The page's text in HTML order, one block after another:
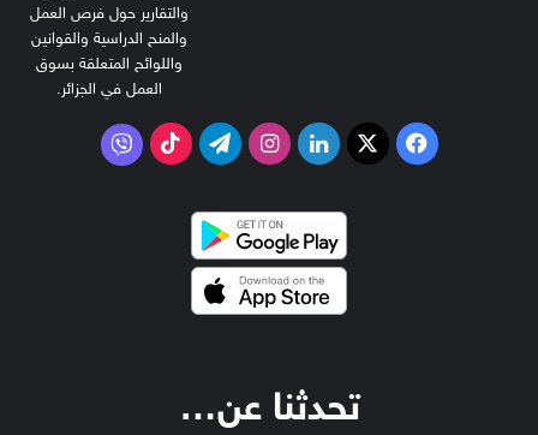
والتقارير حول فرص العمل
والمنح الدراسية والقوانين
واللوائح المتعلقة بسوق
العمل في الجزائر.
فيسبوك
‫X لينكدإنانستقرامتيلقرام‫TikTokفايبر
تحدثنا عن…